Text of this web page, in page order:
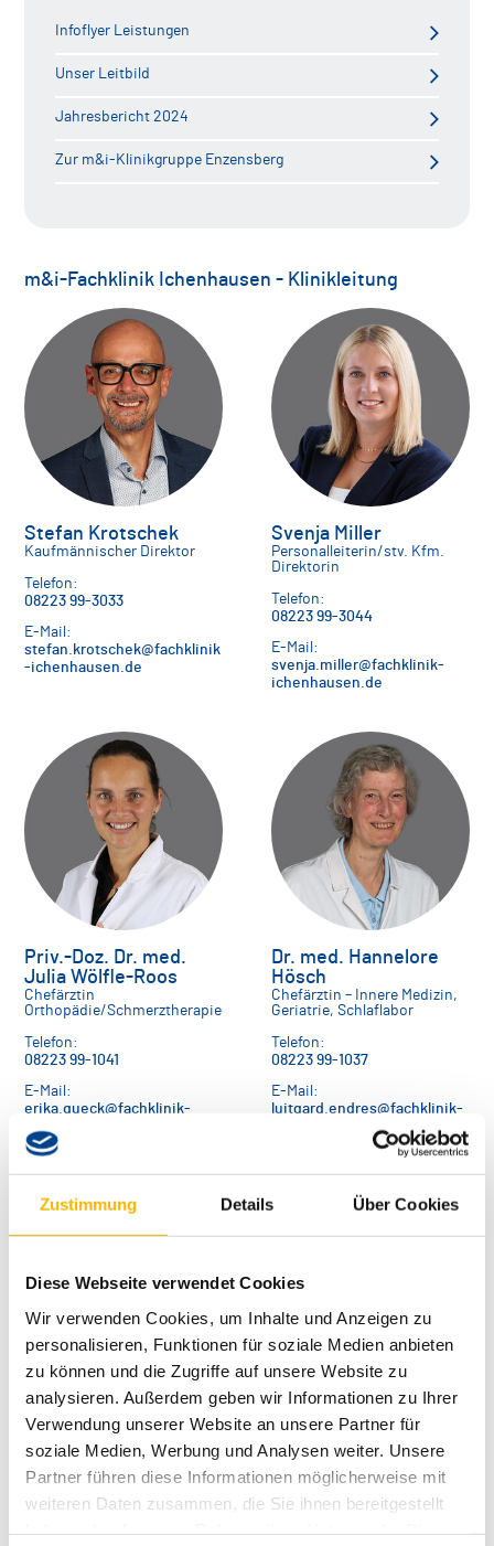
Zustimmung Details Über Cookies
Diese Webseite verwendet Cookies
Wir verwenden Cookies, um Inhalte und Anzeigen zu
personalisieren, Funktionen für soziale Medien anbieten
zu können und die Zugriffe auf unsere Website zu
analysieren. Außerdem geben wir Informationen zu Ihrer
Verwendung unserer Website an unsere Partner für
soziale Medien, Werbung und Analysen weiter. Unsere
Partner führen diese Informationen möglicherweise mit
weiteren Daten zusammen, die Sie ihnen bereitgestellt
Infoflyer Leistungen
Unser Leitbild
Jahresbericht 2024
Zur m&i-Klinikgruppe Enzensberg
m&i-Fachklinik Ichenhausen - Klinikleitung
Stefan Krotschek
Kaufmännischer Direktor
Telefon:
08223 99-3033
E-Mail:
stefan.krotschek@fachklinik
-ichenhausen.de
Svenja Miller
Personalleiterin/stv. Kfm.
Direktorin
Telefon:
08223 99-3044
E-Mail:
svenja.miller@fachklinik-
ichenhausen.de
Priv.-Doz. Dr. med.
Julia Wölfle-Roos
Chefärztin
Orthopädie/Schmerztherapie
Telefon:
08223 99-1041
E-Mail:
erika.queck@fachklinik-
ichenhausen.de
Dr. med. Hannelore
Hösch
Chefärztin – Innere Medizin,
Geriatrie, Schlaflabor
Telefon:
08223 99-1037
E-Mail:
luitgard.endres@fachklinik-
ichenhausen.de
Priv.-Doz. Dr. med.
Michael Valet
Telefon:
neurologie@fachklinik-